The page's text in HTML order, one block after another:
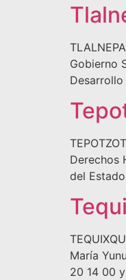
Gobierno
Derechos
del
María
20 14 00